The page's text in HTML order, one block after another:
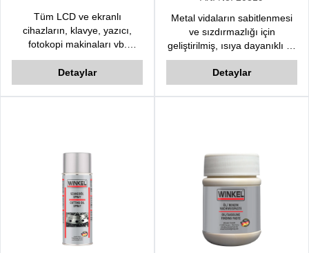
Tüm LCD ve ekranlı
cihazların, klavye, yazıcı,
fotokopi makinaları vb.
donanımların yağ, nikotin, toz
ve diğer artıklardan
arındırılmasında kullanılır.
Detaylar
Metal vidaların sabitlenmesi
ve sızdırmazlığı için
geliştirilmiş, ısıya dayanıklı ve
yüksek mukavemetli bir
yapıştırıcı üründür.
Detaylar